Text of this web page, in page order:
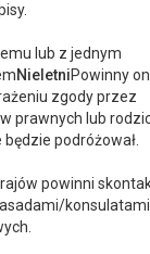
lub z jednym
NieletniPowinny
zgody przez
prawnych lub
podróżował.
powinni
konsulatami